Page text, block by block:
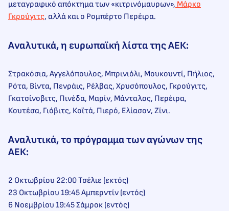
μεταγραφικό απόκτημα των «κιτρινόμαυρων», Μάρκο
Γκρούγιτς, αλλά και ο Ρομπέρτο Περέιρα.
Αναλυτικά, η ευρωπαϊκή λίστα της ΑΕΚ:
Στρακόσια, Αγγελόπουλος, Μπρινιόλι, Μουκουντί, Πήλιος,
Ρότα, Βίντα, Πενράις, Ρέλβας, Χρυσόπουλος, Γκρούγιτς,
Γκατσίνοβιτς, Πινέδα, Μαρίν, Μάνταλος, Περέιρα,
Κουτέσα, Γιόβιτς, Κοϊτά, Πιερό, Ελίασον, Ζίνι.
Αναλυτικά, το πρόγραμμα των αγώνων της
ΑΕΚ:
2 Οκτωβρίου 22:00 Τσέλιε (εκτός)
23 Οκτωβρίου 19:45 Αμπερντίν (εντός)
6 Νοεμβρίου 19:45 Σάμροκ (εντός)